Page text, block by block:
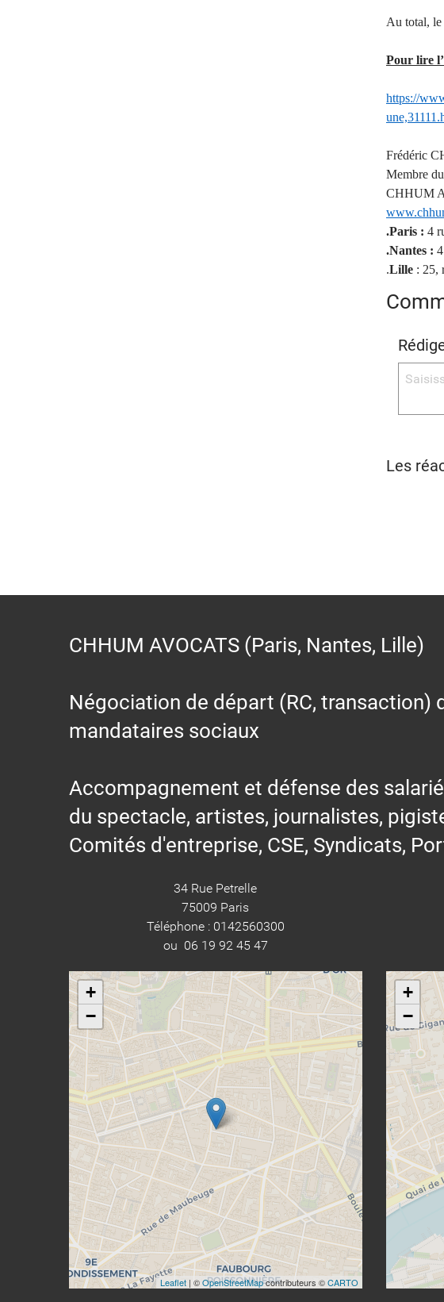
Au total, le
Pour lire
https://
Frédéric
Membre
CHHUM
.Paris : 4
.Nantes :
.Lille: 25,
Les
CHHUM AVOCATS (Paris, Nantes, Lille)
Négociation de départ (RC, transaction)
mandataires sociaux
Accompagnement et défense des
du spectacle, artistes, journalistes,
Comités d'entreprise, CSE, Syndicats,
34 Rue Petrelle
75009 Paris
Téléphone : 0142560300
ou 06 19 92 45 47
+
−
Leaflet| ©OpenStreetMapcontributeurs ©CARTO
+
−